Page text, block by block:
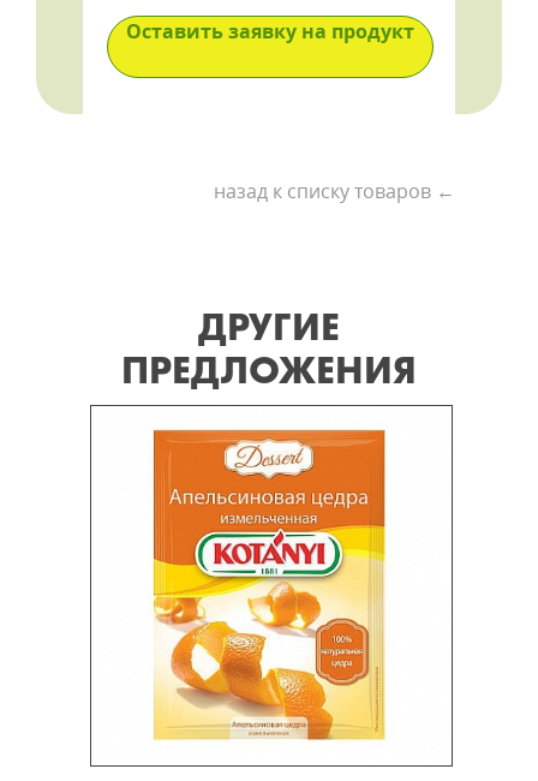
Оставить заявку на продукт
назад к списку товаров ←
ДРУГИЕ
ПРЕДЛОЖЕНИЯ